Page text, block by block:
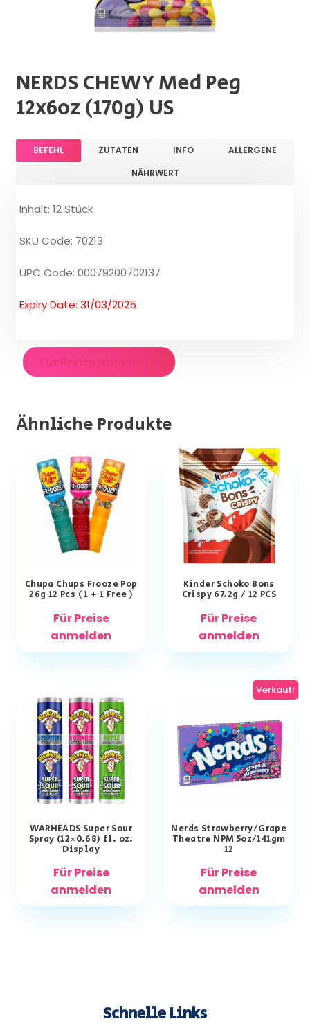
NERDS CHEWY Med Peg
12x6oz (170g) US
BEFEHL ZUTATEN INFO
ALLERGENE
NÄHRWERT
Inhalt: 12 Stück
SKU Code: 70213
UPC Code: 00079200702137
Expiry Date: 31/03/2025
Für Preise anmelden
Ähnliche Produkte
Chupa Chups Frooze Pop
26g 12 Pcs ( 1 + 1 Free )
Für Preise
anmelden
Kinder Schoko Bons
Crispy 67.2g / 12 PCS
Für Preise
anmelden
WARHEADS Super Sour
Spray (12×0.68) fl. oz.
Display
Für Preise
anmelden
Verkauf!
Nerds Strawberry/Grape
Theatre NPM 5oz/141gm
12
Für Preise
anmelden
Schnelle Links